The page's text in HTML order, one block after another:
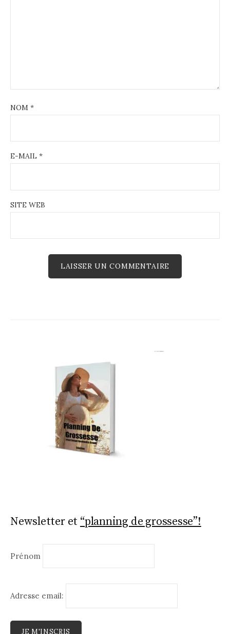
NOM *
E-MAIL *
SITE WEB
Newsletter et “planning de grossesse”!
Prénom
Adresse email: